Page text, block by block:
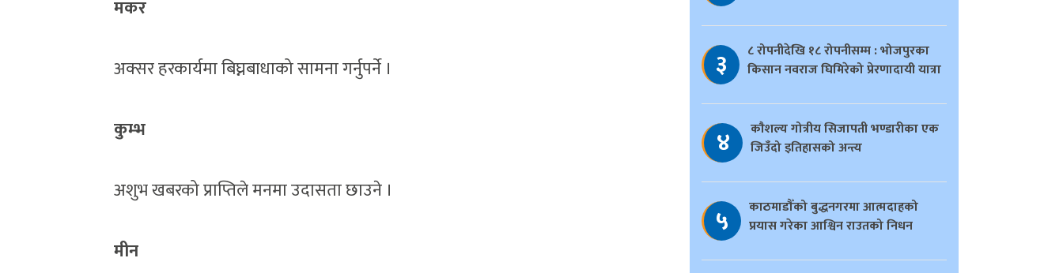
मकर
अक्सर हरकार्यमा बिघ्नबाधाको सामना गर्नुपर्ने ।
कुम्भ
अशुभ खबरको प्राप्तिले मनमा उदासता छाउने ।
मीन
३
८ रोपनीदेखि १८ रोपनीसम्म : भोजपुरका
किसान नवराज घिमिरेको प्रेरणादायी यात्रा
४
काैशल्य गोत्रीय सिजापती भण्डारीका एक
जिउँदो इतिहासको अन्त्य
५
काठमाडौँको बुद्धनगरमा आत्मदाहको
प्रयास गरेका आश्विन राउतको निधन